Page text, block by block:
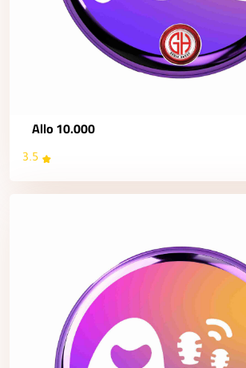
Allo 10.000
3.5